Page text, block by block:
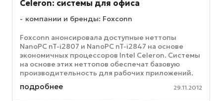
Celeron: системы для офиса
компании и бренды: Foxconn
Foxconn анонсировала доступные неттопы
NanoPC nT-i2807 и NanoPC nT-i2847 на основе
экономичных процессоров Intel Celeron. Системы
на основе этих неттопов обеспечат базовую
производительность для рабочих приложений.
Для типичных офисных программ уже ...
подробнее 29.11.2012